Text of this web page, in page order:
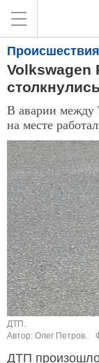
Происшествия
Volkswagen
В аварии между
на месте
ДТП.
Автор: Олег Петров.
ДТП произошло